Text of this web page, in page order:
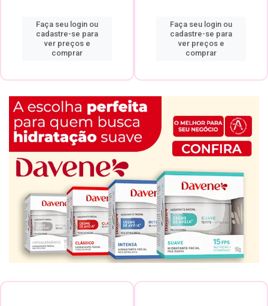
Faça seu login ou
cadastre-se para
ver preços e
comprar
Faça seu login ou
cadastre-se para
ver preços e
comprar